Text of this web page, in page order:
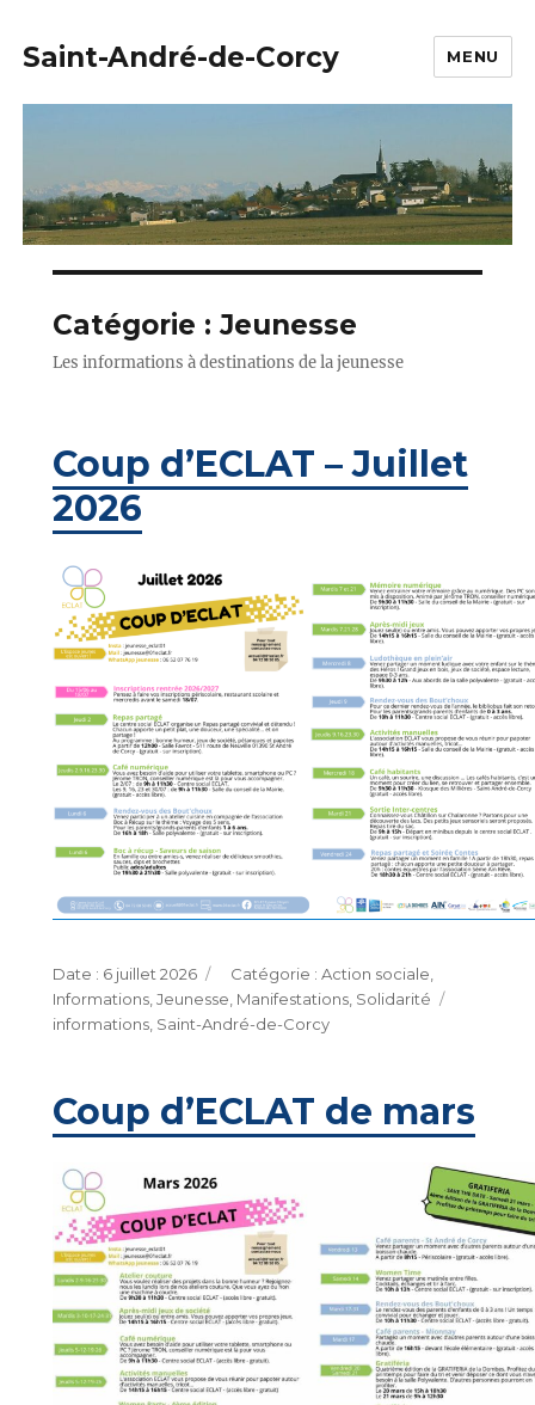
Saint-André-de-Corcy MENU
Catégorie : Jeunesse
Les informations à destinations de la jeunesse
Coup d’ECLAT – Juillet
2026
Publié
le
6 juillet 2026 Catégories
Action sociale
Informations, Jeunesse Manifestations, Solidarité
informations, Saint-André-de-Corcy
Coup d’ECLAT de mars